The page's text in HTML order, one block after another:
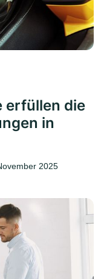
erfüllen die
in
2025